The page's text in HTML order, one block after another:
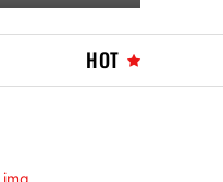
HOT